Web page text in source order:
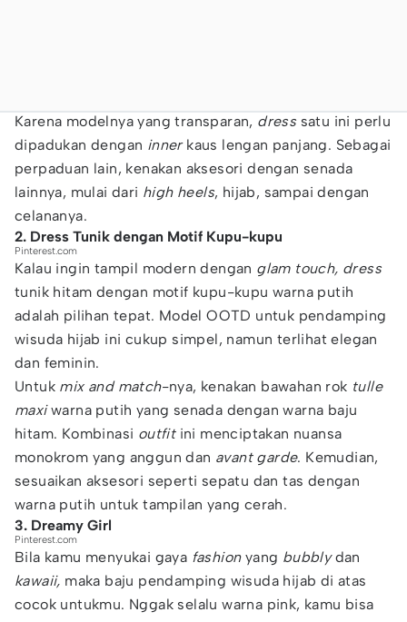
Karena modelnya yang transparan, dresssatu ini perlu
dipadukan dengan innerkaus lengan panjang. Sebagai
perpaduan lain, kenakan aksesori dengan senada
lainnya, mulai dari high heels, hijab, sampai dengan
celananya.
2. Dress Tunik dengan Motif Kupu-kupu
Pinterest.com
Kalau ingin tampil modern dengan glam touch, dress
tunik hitam dengan motif kupu-kupu warna putih
adalah pilihan tepat. Model OOTD untuk pendamping
wisuda hijab ini cukup simpel, namun terlihat elegan
dan feminin.
Untuk mix and match-nya, kenakan bawahan rok tulle
maxiwarna putih yang senada dengan warna baju
hitam. Kombinasi outfitini menciptakan nuansa
monokrom yang anggun dan avant garde. Kemudian,
sesuaikan aksesori seperti sepatu dan tas dengan
warna putih untuk tampilan yang cerah.
3. Dreamy Girl
Pinterest.com
Bila kamu menyukai gaya fashionyang bubblydan
kawaii, maka baju pendamping wisuda hijab di atas
cocok untukmu. Nggak selalu warna pink, kamu bisa